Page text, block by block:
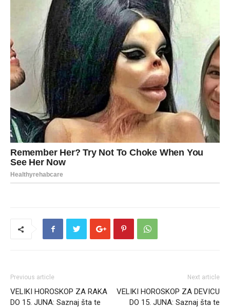
Previous article
VELIKI HOROSKOP ZA RAKA
DO 15. JUNA: Saznaj šta te
Next article
VELIKI HOROSKOP ZA DEVICU
DO 15. JUNA: Saznaj šta te